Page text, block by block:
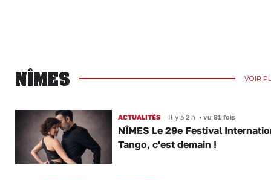
NÎMES VOIR
ACTUALITÉS Il y a 2 h •vu 81 fois
NÎMES Le 29e Festival
Tango, c'est demain !